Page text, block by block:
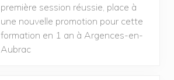
première session réussie, place à
une nouvelle promotion pour cette
formation en 1 an à Argences-en-
Aubrac